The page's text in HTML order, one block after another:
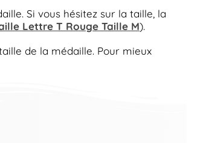
Si vous hésitez sur la taille, la
Lettre T Rouge Taille M).
de la médaille. Pour mieux